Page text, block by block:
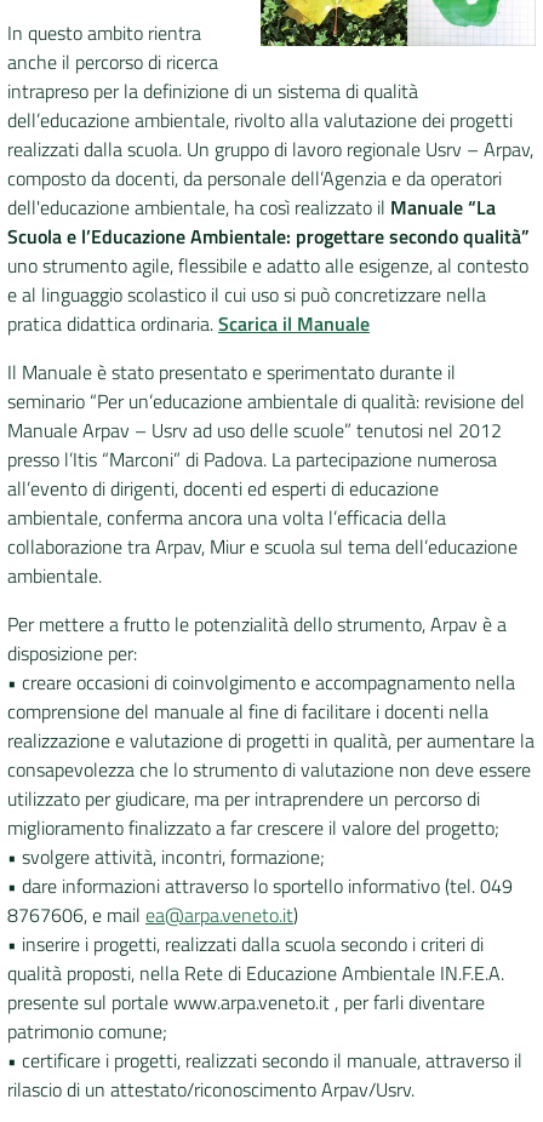
In questo ambito rientra
anche il percorso di ricerca
intrapreso per la definizione di un sistema di qualità
dell’educazione ambientale, rivolto alla valutazione dei progetti
realizzati dalla scuola. Un gruppo di lavoro regionale Usrv – Arpav,
composto da docenti, da personale dell’Agenzia e da operatori
dell'educazione ambientale, ha così realizzato il Manuale “La
Scuola e l’Educazione Ambientale: progettare secondo qualità”
uno strumento agile, flessibile e adatto alle esigenze, al contesto
e al linguaggio scolastico il cui uso si può concretizzare nella
pratica didattica ordinaria.Scarica il Manuale
Il Manuale è stato presentato e sperimentato durante il
seminario “Per un’educazione ambientale di qualità: revisione del
Manuale Arpav – Usrv ad uso delle scuole” tenutosi nel 2012
presso l’Itis “Marconi” di Padova. La partecipazione numerosa
all’evento di dirigenti, docenti ed esperti di educazione
ambientale, conferma ancora una volta l’efficacia della
collaborazione tra Arpav, Miur e scuola sul tema dell’educazione
ambientale.
Per mettere a frutto le potenzialità dello strumento, Arpav è a
disposizione per:
• creare occasioni di coinvolgimento e accompagnamento nella
comprensione del manuale al fine di facilitare i docenti nella
realizzazione e valutazione di progetti in qualità, per aumentare la
consapevolezza che lo strumento di valutazione non deve essere
utilizzato per giudicare, ma per intraprendere un percorso di
miglioramento finalizzato a far crescere il valore del progetto;
• svolgere attività, incontri, formazione;
• dare informazioni attraverso lo sportello informativo (tel. 049
8767606, e mail ea@arpa.veneto.it)
• inserire i progetti, realizzati dalla scuola secondo i criteri di
qualità proposti, nella Rete di Educazione Ambientale IN.F.E.A.
presente sul portale www.arpa.veneto.it , per farli diventare
patrimonio comune;
• certificare i progetti, realizzati secondo il manuale, attraverso il
rilascio di un attestato/riconoscimento Arpav/Usrv.